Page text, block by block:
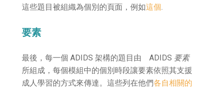
這些題目被組織為個別的頁面，例如這個
要素
最後，每一個 ADIDS 架構的題目由 ADIDS 要素
所組成，每個模組中的個別時段讓要素依照其支援
成人學習的方式來傳達。這些列在他們各自相關的